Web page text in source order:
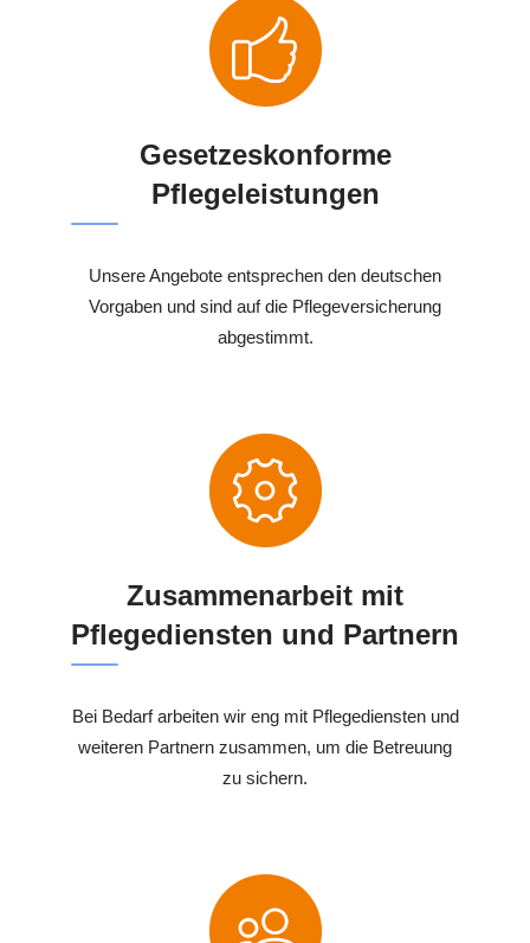
Gesetzeskonforme
Pflegeleistungen
Unsere Angebote entsprechen den deutschen
Vorgaben und sind auf die Pflegeversicherung
abgestimmt.
Zusammenarbeit mit
Pflegediensten und Partnern
Bei Bedarf arbeiten wir eng mit Pflegediensten und
weiteren Partnern zusammen, um die Betreuung
zu sichern.